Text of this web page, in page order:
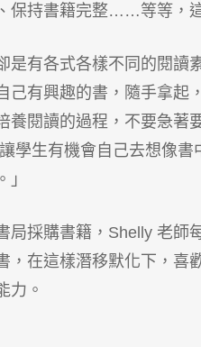
保持書籍完整……等等，
是有各式各樣不同的閱
己有興趣的書，隨手拿起
養閱讀的過程，不要急著
學生有機會自己去想像
局採購書籍，Shelly 老師
，在這樣潛移默化下，喜
力。